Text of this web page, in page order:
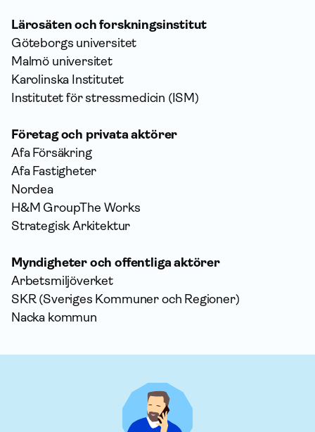
Lärosäten och forskningsinstitut
Göteborgs universitet
Malmö universitet
Karolinska Institutet
Institutet för stressmedicin (ISM)
Företag och privata aktörer
Afa Försäkring
Afa Fastigheter
Nordea
H&M GroupThe Works
Strategisk Arkitektur
Myndigheter och offentliga aktörer
Arbetsmiljöverket
SKR (Sveriges Kommuner och Regioner)
Nacka kommun